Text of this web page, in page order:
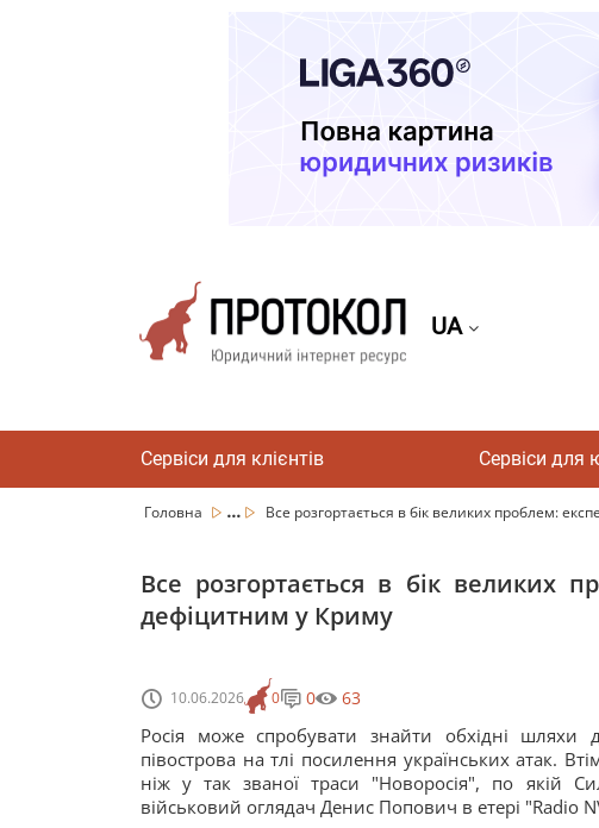
UA
Сервіси для клієнтів Сервіси для
Головна ... Все розгортається в бік великих проблем:
Все розгортається в бік великих
дефіцитним у Криму
10.06.2026 0 0 63
Росія може спробувати знайти обхідні шляхи
півострова на тлі посилення українських атак.
ніж у так званої траси "Новоросія", по якій
військовий оглядач Денис Попович в етері "Radio